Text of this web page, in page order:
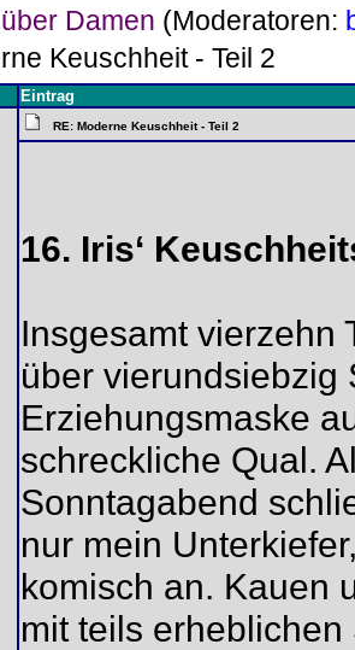
Damen (Moderatoren:
Keuschheit - Teil 2
Eintrag
RE: Moderne Keuschheit - Teil 2
16. Iris‘
Insgesamt vierzehn
über vierundsiebzig
Erziehungsmaske
schreckliche Qual.
Sonntagabend
nur mein
komisch an. Kauen
mit teils